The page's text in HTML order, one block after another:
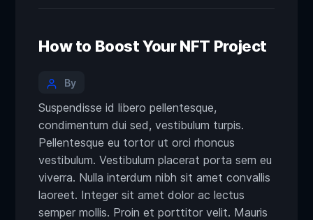
How to Boost Your NFT Project
By
Suspendisse id libero pellentesque,
condimentum dui sed, vestibulum turpis.
Pellentesque eu tortor ut orci rhoncus
vestibulum. Vestibulum placerat porta sem eu
viverra. Nulla interdum nibh sit amet convallis
laoreet. Integer sit amet dolor ac lectus
semper mollis. Proin et porttitor velit. Mauris